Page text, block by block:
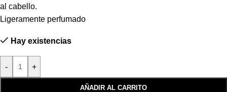
al cabello.
Ligeramente perfumado
Hay existencias
- +
AÑADIR AL CARRITO